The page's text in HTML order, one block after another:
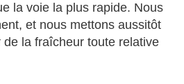
la voie la plus rapide. Nous
et nous mettons aussitôt
la fraîcheur toute relative